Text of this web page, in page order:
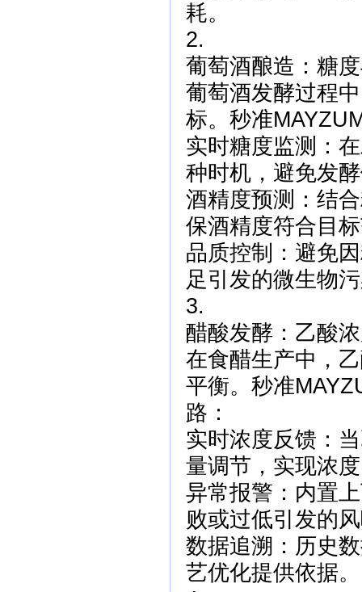
耗。
2.
葡萄酒酿造：糖
葡萄酒发酵过程
标。秒准
实时糖度监测：
种时机，避免发
酒精度预测：结
保酒精度符合目
品质控制：避免
足引发的微生物
3.
醋酸发酵：乙酸
在食醋生产中，
平衡。秒准
路：
实时浓度反馈：
量调节，实现浓
异常报警：内置
败或过低引发的
数据追溯：历史
艺优化提供依据。